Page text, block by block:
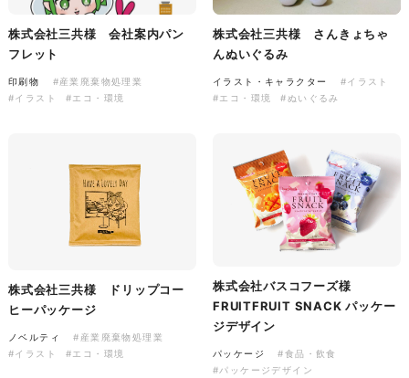
株式会社三共様 ドリップコー
ヒーパッケージ
FRUITFRUIT SNACK パッケ
ージデザイン
株式会社三共様 会社案内パン
フレット
印刷物
#産業廃棄物処理業
#イラスト
#エコ・環境
株式会社三共様 さんきょちゃ
んぬいぐるみ
イラスト・キャラクター
#イラスト
#エコ・環境
#ぬいぐるみ
株式会社三共様 ドリップコー
ヒーパッケージ
ノベルティ
#産業廃棄物処理業
#イラスト
#エコ・環境
株式会社バスコフーズ様
FRUITFRUIT SNACK パッケー
ジデザイン
パッケージ
#食品・飲食
#パッケージデザイン